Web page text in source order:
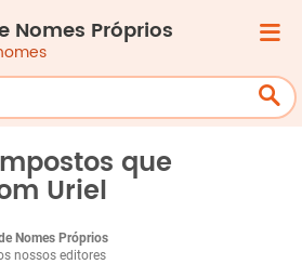
Nomes Próprios
que
Uriel
Nomes Próprios
nossos editores